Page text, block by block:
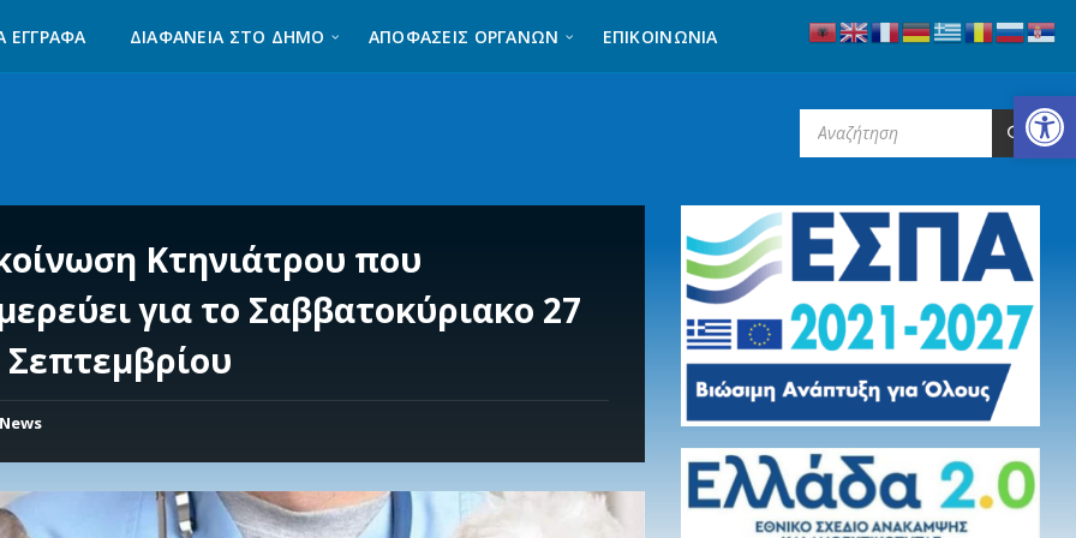
Ανοίξτε τη γραμμή εργαλείων
ΈΓΓΡΑΦΑ ΔΙΑΦΆΝΕΙΑ ΣΤΟ ΔΉΜΟ ΑΠΟΦΑΣΕΙΣ ΟΡΓΑΝΩΝ ΕΠΙΚΟΙΝΩΝΊΑ
Κτηνιάτρου που
για το Σαββατοκύριακο 27
Σεπτεμβρίου
News